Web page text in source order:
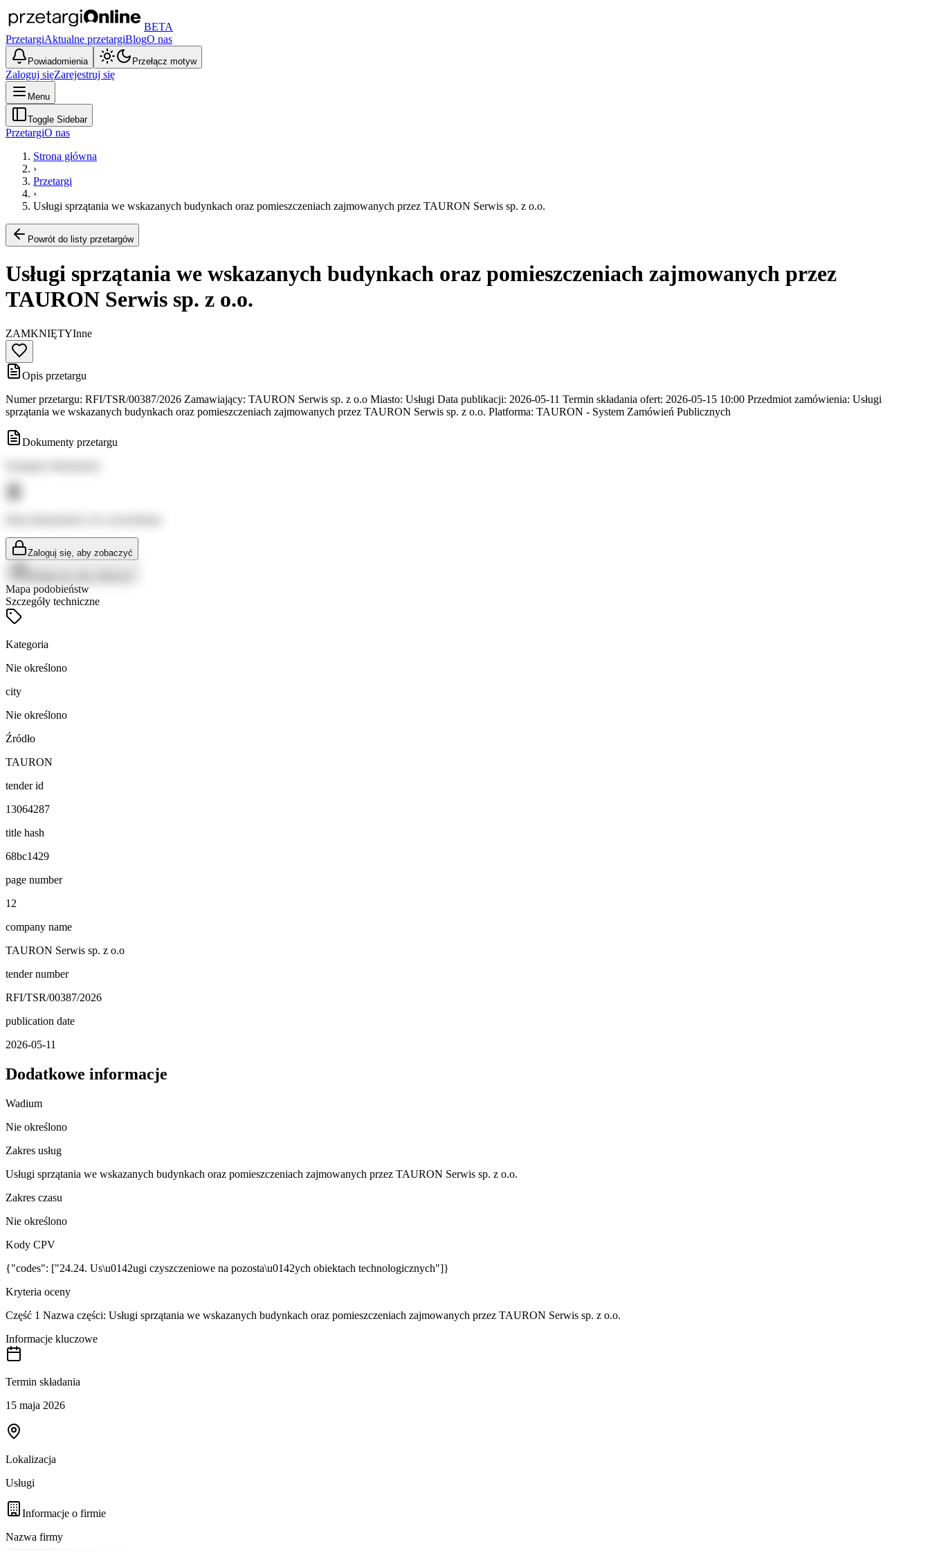
BETA
PrzetargiAktualne przetargiBlogO nas
Powiadomienia Przełącz motyw
Zaloguj sięZarejestruj się
Menu
Toggle Sidebar
PrzetargiO nas
Strona główna
›
Przetargi
›
Usługi sprzątania we wskazanych budynkach oraz pomieszczeniach zajmowanych przez TAURON Serwis sp. z o.o.
Powrót do listy przetargów
Usługi sprzątania we wskazanych budynkach oraz pomieszczeniach zajmowanych przez
TAURON Serwis sp. z o.o.
ZAMKNIĘTYInne
Opis przetargu
Numer przetargu: RFI/TSR/00387/2026 Zamawiający: TAURON Serwis sp. z o.o Miasto: Usługi Data publikacji: 2026-05-11 Termin składania ofert: 2026-05-15 10:00 Przedmiot zamówienia: Usługi
sprzątania we wskazanych budynkach oraz pomieszczeniach zajmowanych przez TAURON Serwis sp. z o.o. Platforma: TAURON - System Zamówień Publicznych
Dokumenty przetargu
Zaloguj się, aby zobaczyć
Mapa podobieństw
Szczegóły techniczne
Kategoria
Nie określono
city
Nie określono
Źródło
TAURON
tender id
13064287
title hash
68bc1429
page number
12
company name
TAURON Serwis sp. z o.o
tender number
RFI/TSR/00387/2026
publication date
2026-05-11
Dodatkowe informacje
Wadium
Nie określono
Zakres usług
Usługi sprzątania we wskazanych budynkach oraz pomieszczeniach zajmowanych przez TAURON Serwis sp. z o.o.
Zakres czasu
Nie określono
Kody CPV
{"codes": ["24.24. Us\u0142ugi czyszczeniowe na pozosta\u0142ych obiektach technologicznych"]}
Kryteria oceny
Część 1 Nazwa części: Usługi sprzątania we wskazanych budynkach oraz pomieszczeniach zajmowanych przez TAURON Serwis sp. z o.o.
Informacje kluczowe
Termin składania
15 maja 2026
Lokalizacja
Usługi
Informacje o firmie
Nazwa firmy